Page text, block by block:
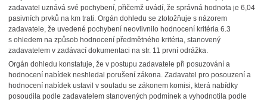
zadavatel uznává své pochybení, přičemž uvádí, že správná hodnota je 6,04
pasivních prvků na km trati. Orgán dohledu se ztotožňuje s názorem
zadavatele, že uvedené pochybení neovlivnilo hodnocení kritéria 6.3
s ohledem na způsob hodnocení předmětného kritéria, stanovený
zadavatelem v zadávací dokumentaci na str. 11 první odrážka.
Orgán dohledu konstatuje, že v postupu zadavatele při posuzování a
hodnocení nabídek neshledal porušení zákona. Zadavatel pro posouzení a
hodnocení nabídek ustavil v souladu se zákonem komisi, která nabídky
posoudila podle zadavatelem stanovených podmínek a vyhodnotila podle